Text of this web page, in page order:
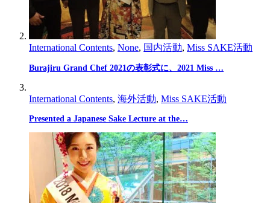
International Contents, None, 国内活動, Miss SAKE活動
Burajiru Grand Chef 2021の表彰式に、2021 Miss …
International Contents, 海外活動, Miss SAKE活動
Presented a Japanese Sake Lecture at the…